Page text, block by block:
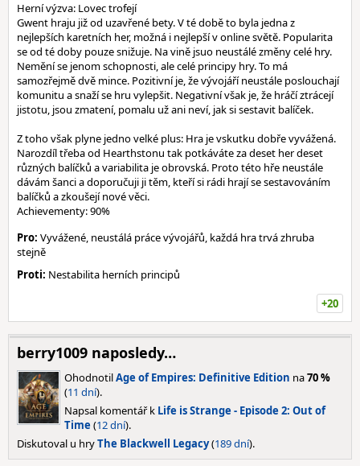
Herní výzva: Lovec trofejí
Gwent hraju již od uzavřené bety. V té době to byla jedna z
nejlepších karetních her, možná i nejlepší v online světě. Popularita
se od té doby pouze snižuje. Na vině jsuo neustálé změny celé hry.
Nemění se jenom schopnosti, ale celé principy hry. To má
samozřejmě dvě mince. Pozitivní je, že vývojáří neustále poslouchají
komunitu a snaží se hru vylepšit. Negativní však je, že hráčí ztrácejí
jistotu, jsou zmatení, pomalu už ani neví, jak si sestavit balíček.
Z toho však plyne jedno velké plus: Hra je vskutku dobře vyvážená.
Narozdíl třeba od Hearthstonu tak potkáváte za deset her deset
různých balíčků a variabilita je obrovská. Proto této hře neustále
dávám šanci a doporučuji ji těm, kteří si rádi hrají se sestavováním
balíčků a zkoušejí nové věci.
Achievementy: 90%
Pro: Vyvážené, neustálá práce vývojářů, každá hra trvá zhruba
stejně
Proti: Nestabilita herních principů
+20
berry1009 naposledy…
OhodnotilAge of Empires: Definitive Edition na70 %
(11 dní).
Napsal komentář k Life is Strange - Episode 2: Out of
Time (12 dní).
Diskutoval u hryThe Blackwell Legacy(189 dní).